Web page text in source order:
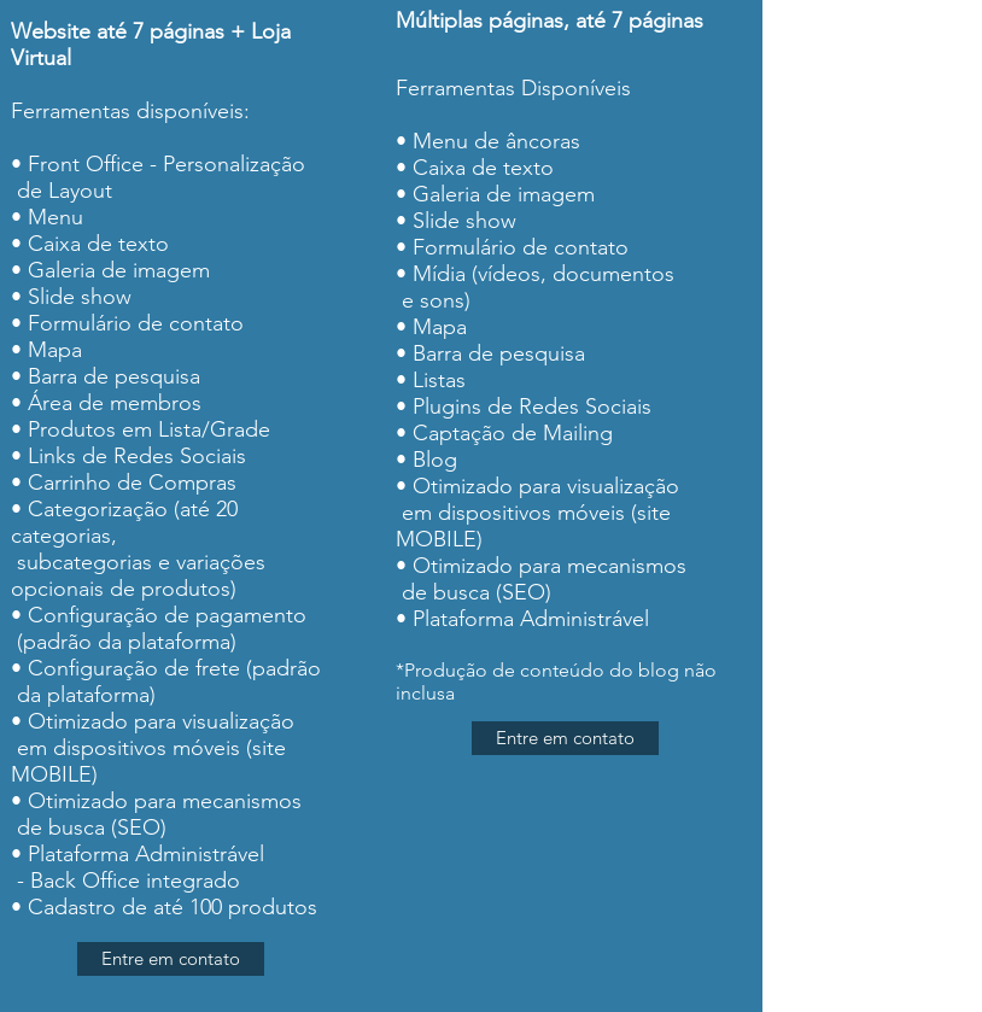
Website até 7 páginas + Loja
Virtual
Ferramentas disponíveis:
• Front Office - Personalização
de Layout
• Menu
• Caixa de texto
• Galeria de imagem
• Slide show
• Formulário de contato
• Mapa
• Barra de pesquisa
• Área de membros
• Produtos em Lista/Grade
• Links de Redes Sociais
• Carrinho de Compras
• Categorização (até 20
categorias,
subcategorias e variações
opcionais de produtos)
• Configuração de pagamento
(padrão da plataforma)
• Configuração de frete (padrão
da plataforma)
• Otimizado para visualização
em dispositivos móveis (site
MOBILE)
• Otimizado para mecanismos
de busca (SEO)
• Plataforma Administrável
- Back Office integrado
• Cadastro de até 100 produtos
Entre em contato
Múltiplas páginas, até 7 páginas
Ferramentas Disponíveis
• Menu de âncoras
• Caixa de texto
• Galeria de imagem
• Slide show
• Formulário de contato
• Mídia (vídeos, documentos
e sons)
• Mapa
• Barra de pesquisa
• Listas
• Plugins de Redes Sociais
• Captação de Mailing
• Blog
• Otimizado para visualização
em dispositivos móveis (site
MOBILE)
• Otimizado para mecanismos
de busca (SEO)
• Plataforma Administrável
*Produção de conteúdo do blog não
inclusa
Entre em contato